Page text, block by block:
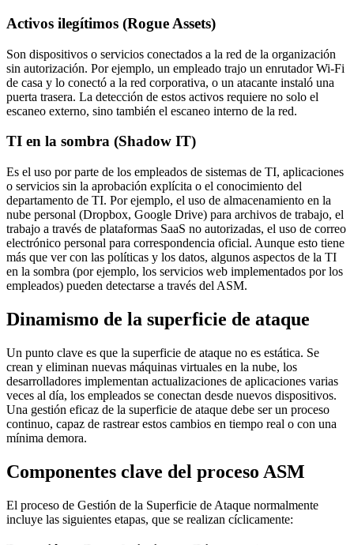
Activos ilegítimos (Rogue Assets)
Son dispositivos o servicios conectados a la red de la organización
sin autorización. Por ejemplo, un empleado trajo un enrutador Wi-Fi
de casa y lo conectó a la red corporativa, o un atacante instaló una
puerta trasera. La detección de estos activos requiere no solo el
escaneo externo, sino también el escaneo interno de la red.
TI en la sombra (Shadow IT)
Es el uso por parte de los empleados de sistemas de TI, aplicaciones
o servicios sin la aprobación explícita o el conocimiento del
departamento de TI. Por ejemplo, el uso de almacenamiento en la
nube personal (Dropbox, Google Drive) para archivos de trabajo, el
trabajo a través de plataformas SaaS no autorizadas, el uso de correo
electrónico personal para correspondencia oficial. Aunque esto tiene
más que ver con las políticas y los datos, algunos aspectos de la TI
en la sombra (por ejemplo, los servicios web implementados por los
empleados) pueden detectarse a través del ASM.
Dinamismo de la superficie de ataque
Un punto clave es que la superficie de ataque no es estática. Se
crean y eliminan nuevas máquinas virtuales en la nube, los
desarrolladores implementan actualizaciones de aplicaciones varias
veces al día, los empleados se conectan desde nuevos dispositivos.
Una gestión eficaz de la superficie de ataque debe ser un proceso
continuo, capaz de rastrear estos cambios en tiempo real o con una
mínima demora.
Componentes clave del proceso ASM
El proceso de Gestión de la Superficie de Ataque normalmente
incluye las siguientes etapas, que se realizan cíclicamente: